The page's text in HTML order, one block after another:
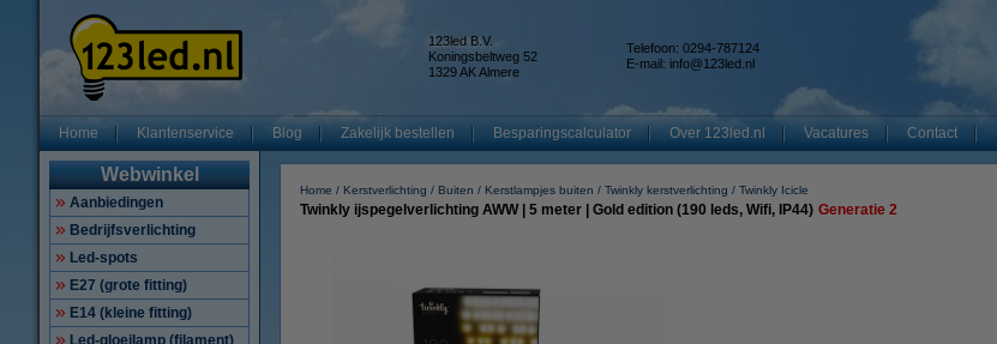
123led B.V.
Koningsbeltweg 52
1329 AK Almere
Telefoon: 0294-787124
E-mail: info@123led.nl
Home Klantenservice Blog Zakelijk bestellen Besparingscalculator Over 123led.nl Vacatures Contact
Webwinkel
Aanbiedingen
Bedrijfsverlichting
Led-spots
E27 (grote fitting)
E14 (kleine fitting)
Led-gloeilamp (filament)
Home Kerstverlichting Buiten Kerstlampjes buiten Twinkly kerstverlichting Twinkly Icicle
Twinkly ijspegelverlichting AWW | 5 meter | Gold edition (190 leds, Wifi, IP44) Generatie 2